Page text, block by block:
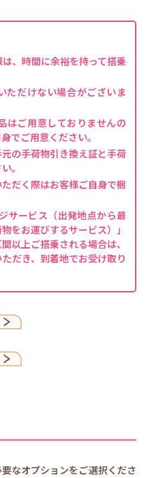
、時間に余裕を持って搭乗
ただけない場合がございま
はご用意しておりませんの
でご用意ください。
の手荷物引き換え証と手荷
。
だく際はお客様ご自身で梱
サービス（出発地点から最
をお運びするサービス）」
以上ご搭乗される場合は、
だき、到着地でお受け取り
なオプションをご選択くださ